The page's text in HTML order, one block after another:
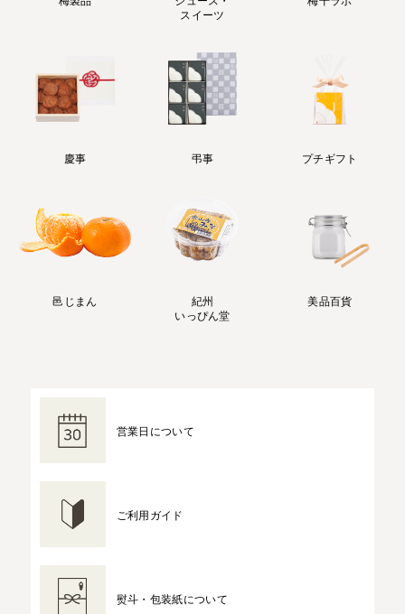
スイーツ
慶事 弔事 プチギフト
邑じまん
紀州
いっぴん堂
美品百貨
営業日について
ご利用ガイド
熨斗・包装紙について